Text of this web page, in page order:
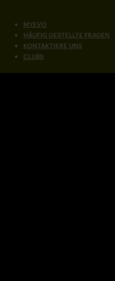
MYEVO
HÄUFIG GESTELLTE FRAGEN
KONTAKTIERE UNS
CLUBS